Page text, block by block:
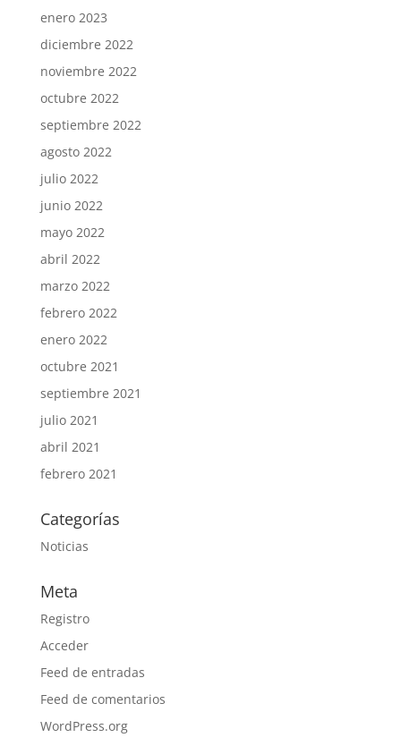
enero 2023
diciembre 2022
noviembre 2022
octubre 2022
septiembre 2022
agosto 2022
julio 2022
junio 2022
mayo 2022
abril 2022
marzo 2022
febrero 2022
enero 2022
octubre 2021
septiembre 2021
julio 2021
abril 2021
febrero 2021
Categorías
Noticias
Meta
Registro
Acceder
Feed de entradas
Feed de comentarios
WordPress.org